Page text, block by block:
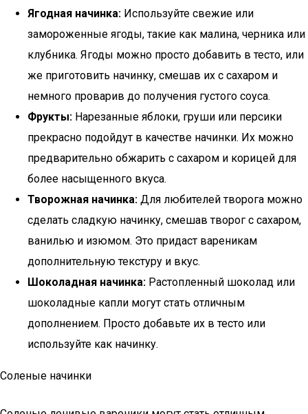
Ягодная начинка: Используйте свежие или
замороженные ягоды, такие как малина, черника или
клубника. Ягоды можно просто добавить в тесто, или
же приготовить начинку, смешав их с сахаром и
немного проварив до получения густого соуса.
Фрукты: Нарезанные яблоки, груши или персики
прекрасно подойдут в качестве начинки. Их можно
предварительно обжарить с сахаром и корицей для
более насыщенного вкуса.
Творожная начинка: Для любителей творога можно
сделать сладкую начинку, смешав творог с сахаром,
ванилью и изюмом. Это придаст вареникам
дополнительную текстуру и вкус.
Шоколадная начинка: Растопленный шоколад или
шоколадные капли могут стать отличным
дополнением. Просто добавьте их в тесто или
используйте как начинку.
Соленые начинки